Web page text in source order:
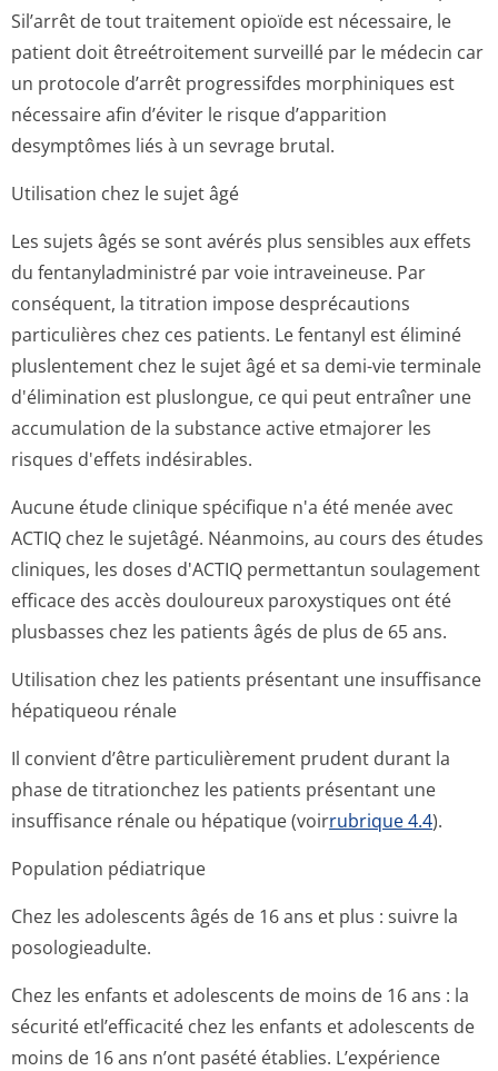
Sil’arrêt de tout traitement opioïde est nécessaire, le
patient doit êtreétroitement surveillé par le médecin car
un protocole d’arrêt progressifdes morphiniques est
nécessaire afin d’éviter le risque d’apparition
desymptômes liés à un sevrage brutal.
Utilisation chez le sujet âgé
Les sujets âgés se sont avérés plus sensibles aux effets
du fentanyladministré par voie intraveineuse. Par
conséquent, la titration impose desprécautions
particulières chez ces patients. Le fentanyl est éliminé
pluslentement chez le sujet âgé et sa demi-vie terminale
d'élimination est pluslongue, ce qui peut entraîner une
accumulation de la substance active etmajorer les
risques d'effets indésirables.
Aucune étude clinique spécifique n'a été menée avec
ACTIQ chez le sujetâgé. Néanmoins, au cours des études
cliniques, les doses d'ACTIQ permettantun soulagement
efficace des accès douloureux paroxystiques ont été
plusbasses chez les patients âgés de plus de 65 ans.
Utilisation chez les patients présentant une insuffisance
hépatiqueou rénale
Il convient d’être particulièrement prudent durant la
phase de titrationchez les patients présentant une
insuffisance rénale ou hépatique (voirrubrique 4.4).
Population pédiatrique
Chez les adolescents âgés de 16 ans et plus : suivre la
posologieadulte.
Chez les enfants et adolescents de moins de 16 ans : la
sécurité etl’efficacité chez les enfants et adolescents de
moins de 16 ans n’ont pasété établies. L’expérience